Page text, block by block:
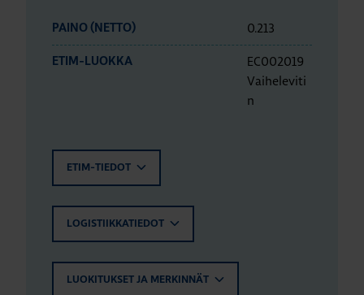
PAINO (NETTO) 0.213
ETIM-LUOKKA
EC002019
Vaiheleviti
n
ETIM-TIEDOT
LOGISTIIKKATIEDOT
LUOKITUKSET JA MERKINNÄT